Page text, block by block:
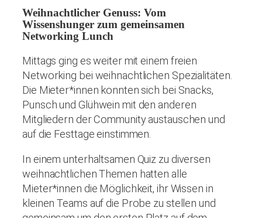
Weihnachtlicher Genuss: Vom
Wissenshunger zum gemeinsamen
Networking Lunch
Mittags ging es weiter mit einem freien
Networking bei weihnachtlichen Spezialitäten.
Die Mieter*innen konnten sich bei Snacks,
Punsch und Glühwein mit den anderen
Mitgliedern der Community austauschen und
auf die Festtage einstimmen.
In einem unterhaltsamen Quiz zu diversen
weihnachtlichen Themen hatten alle
Mieter*innen die Möglichkeit, ihr Wissen in
kleinen Teams auf die Probe zu stellen und